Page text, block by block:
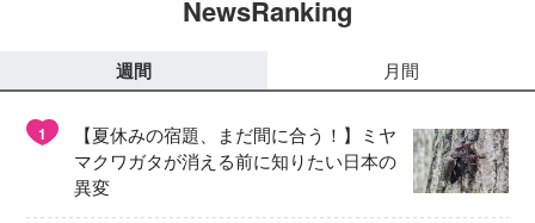
NewsRanking
週間 月間
1
【夏休みの宿題、まだ間に合う！】ミヤ
マクワガタが消える前に知りたい日本の
異変